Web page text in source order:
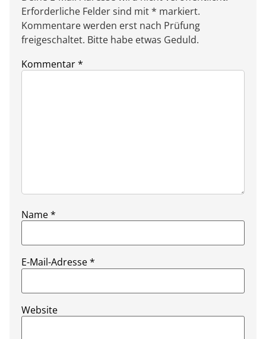
Erforderliche Felder sind mit * markiert.
Kommentare werden erst nach Prüfung
freigeschaltet. Bitte habe etwas Geduld.
Kommentar*
Name*
E-Mail-Adresse*
Website